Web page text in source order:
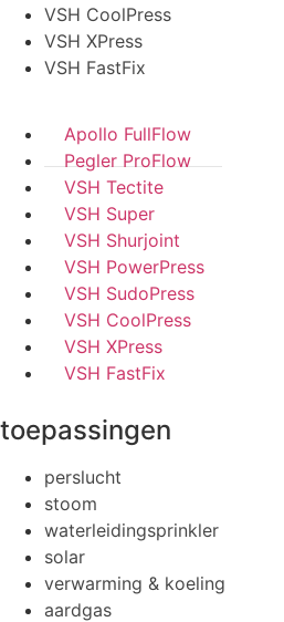
VSH CoolPress
VSH XPress
VSH FastFix
Apollo FullFlow
Pegler ProFlow
VSH Tectite
VSH Super
VSH Shurjoint
VSH PowerPress
VSH SudoPress
VSH CoolPress
VSH XPress
VSH FastFix
toepassingen
perslucht
stoom
waterleidingsprinkler
solar
verwarming & koeling
aardgas